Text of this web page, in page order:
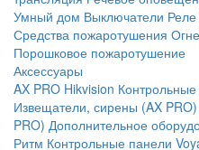
Умный дом Выключатели Реле
Средства пожаротушения
Порошковое пожаротушение
Аксессуары
AX PRO Hikvision
Извещатели, сирены (AX PRO)
PRO) Дополнительное
Ритм Контрольные панели